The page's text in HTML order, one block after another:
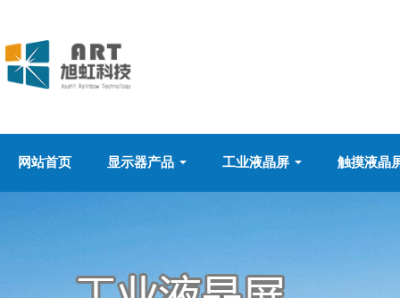
网站首页 显示器产品 工业液晶屏 触摸液晶